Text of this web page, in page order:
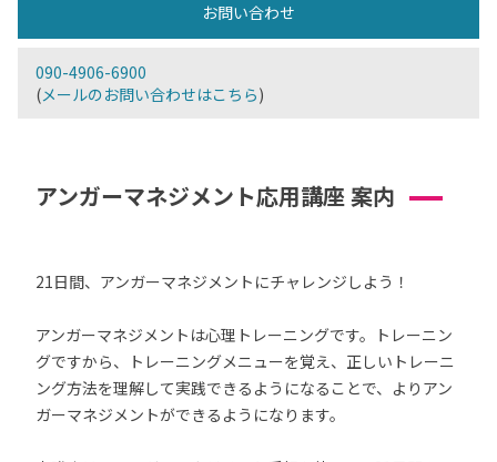
お問い合わせ
090-4906-6900
(メールのお問い合わせはこちら)
アンガーマネジメント応用講座 案内
21日間、アンガーマネジメントにチャレンジしよう！
アンガーマネジメントは心理トレーニングです。トレーニン
グですから、トレーニングメニューを覚え、正しいトレーニ
ング方法を理解して実践できるようになることで、よりアン
ガーマネジメントができるようになります。